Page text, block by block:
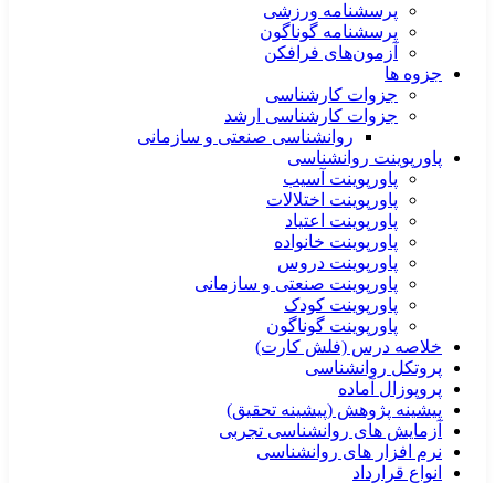
پرسشنامه ورزشی
پرسشنامه گوناگون
آزمون‌های فرافکن
جزوه ها
جزوات کارشناسی
جزوات کارشناسی ارشد
روانشناسی صنعتی و سازمانی
پاورپوینت روانشناسی
پاورپوینت آسیب
پاورپوینت اختلالات
پاورپوینت اعتیاد
پاورپوینت خانواده
پاورپوینت دروس
پاورپوینت صنعتی و سازمانی
پاورپوینت کودک
پاورپوینت گوناگون
خلاصه درس (فلش کارت)
پروتکل روانشناسی
پروپوزال آماده
پیشینه پژوهش (پیشینه تحقیق)
آزمایش های روانشناسی تجربی
نرم افزار های روانشناسی
انواع قرارداد